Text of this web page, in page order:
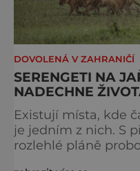
DOVOLENÁ V ZAHRANIČÍ
SERENGETI NA
NADECHNE
Existují místa, kde
je jedním z nich. S
rozlehlé pláně